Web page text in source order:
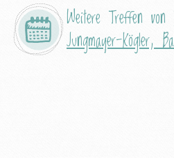
Weitere Treffen von
Jungmayer-Kögler,